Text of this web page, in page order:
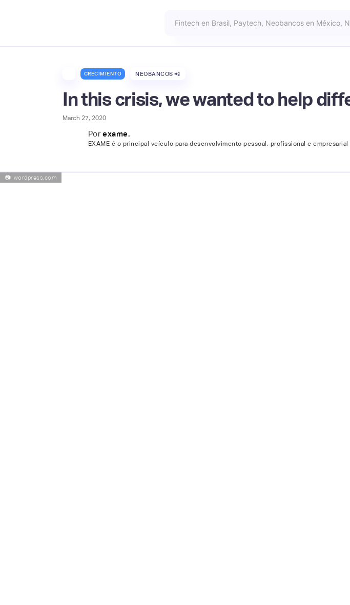
CRECIMIENTO NEOBANCOS 📲
In this crisis, we wanted to help
March 27, 2020
Por exame.
EXAME é o principal veículo para desenvolvimento pessoal, profissional e
📷 wordpress.com